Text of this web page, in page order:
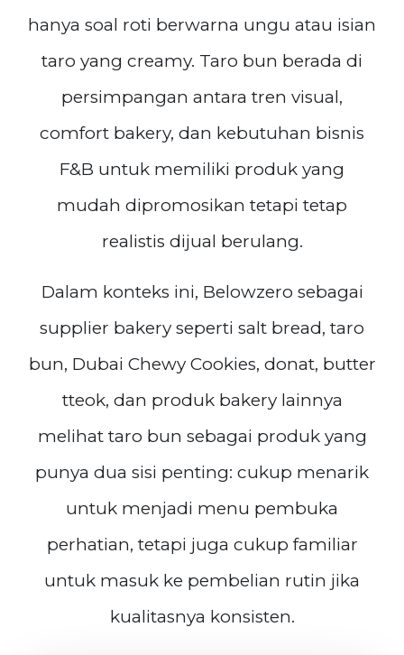
hanya soal roti berwarna ungu atau isian
taro yang creamy. Taro bun berada di
persimpangan antara tren visual,
comfort bakery, dan kebutuhan bisnis
F&B untuk memiliki produk yang
mudah dipromosikan tetapi tetap
realistis dijual berulang.
Dalam konteks ini, Belowzero sebagai
supplier bakery seperti salt bread, taro
bun, Dubai Chewy Cookies, donat, butter
tteok, dan produk bakery lainnya
melihat taro bun sebagai produk yang
punya dua sisi penting: cukup menarik
untuk menjadi menu pembuka
perhatian, tetapi juga cukup familiar
untuk masuk ke pembelian rutin jika
kualitasnya konsisten.